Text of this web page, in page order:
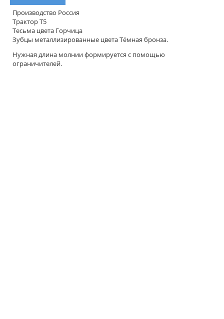
Производство Россия
Трактор Т5
Тесьма цвета Горчица
Зубцы металлизированные цвета Тёмная бронза.
Нужная длина молнии формируется с помощью
ограничителей.